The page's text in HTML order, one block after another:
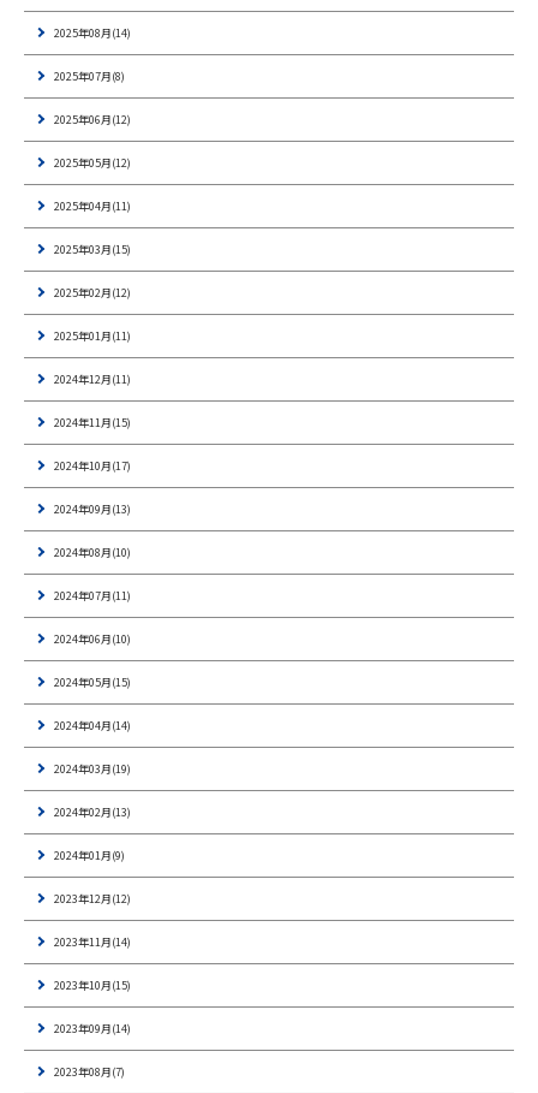
2025年08月(14)
2025年07月(8)
2025年06月(12)
2025年05月(12)
2025年04月(11)
2025年03月(15)
2025年02月(12)
2025年01月(11)
2024年12月(11)
2024年11月(15)
2024年10月(17)
2024年09月(13)
2024年08月(10)
2024年07月(11)
2024年06月(10)
2024年05月(15)
2024年04月(14)
2024年03月(19)
2024年02月(13)
2024年01月(9)
2023年12月(12)
2023年11月(14)
2023年10月(15)
2023年09月(14)
2023年08月(7)